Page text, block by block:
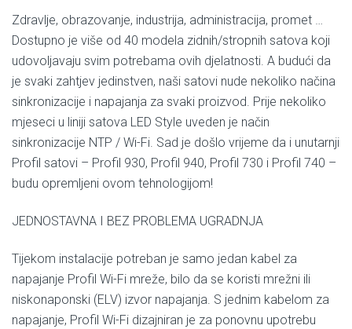
Zdravlje, obrazovanje, industrija, administracija, promet …
Dostupno je više od 40 modela zidnih/stropnih satova koji
udovoljavaju svim potrebama ovih djelatnosti. A budući da
je svaki zahtjev jedinstven, naši satovi nude nekoliko načina
sinkronizacije i napajanja za svaki proizvod. Prije nekoliko
mjeseci u liniji satova LED Style uveden je način
sinkronizacije NTP / Wi-Fi. Sad je došlo vrijeme da i unutarnji
Profil satovi – Profil 930, Profil 940, Profil 730 i Profil 740 –
budu opremljeni ovom tehnologijom!
JEDNOSTAVNA I BEZ PROBLEMA UGRADNJA
Tijekom instalacije potreban je samo jedan kabel za
napajanje Profil Wi-Fi mreže, bilo da se koristi mrežni ili
niskonaponski (ELV) izvor napajanja. S jednim kabelom za
napajanje, Profil Wi-Fi dizajniran je za ponovnu upotrebu